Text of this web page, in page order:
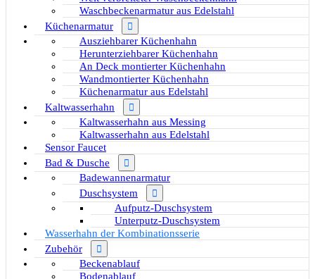
Waschbeckenarmatur aus Edelstahl
Küchenarmatur
Ausziehbarer Küchenhahn
Herunterziehbarer Küchenhahn
An Deck montierter Küchenhahn
Wandmontierter Küchenhahn
Küchenarmatur aus Edelstahl
Kaltwasserhahn
Kaltwasserhahn aus Messing
Kaltwasserhahn aus Edelstahl
Sensor Faucet
Bad & Dusche
Badewannenarmatur
Duschsystem
Aufputz-Duschsystem
Unterputz-Duschsystem
Wasserhahn der Kombinationsserie
Zubehör
Beckenablauf
Bodenablauf